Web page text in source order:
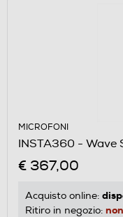
MICROFONI
INSTA360 - Wave
€ 367,00
Acquisto online:
Ritiro in negozio: